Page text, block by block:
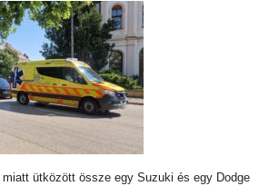
miatt ütközött össze egy Suzuki és egy Dodge